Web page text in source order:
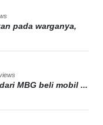
pada warganya,
MBG beli mobil ...